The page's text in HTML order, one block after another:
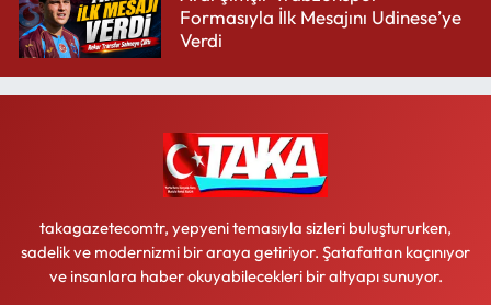
Formasıyla İlk Mesajını Udinese’ye
Verdi
takagazetecomtr, yepyeni temasıyla sizleri buluştururken,
sadelik ve modernizmi bir araya getiriyor. Şatafattan kaçınıyor
ve insanlara haber okuyabilecekleri bir altyapı sunuyor.